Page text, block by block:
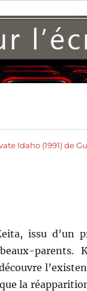
Idaho (1991) de
issu d’un
parents.
la